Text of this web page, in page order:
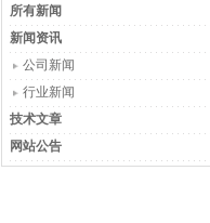
所有新闻
新闻资讯
公司新闻
行业新闻
技术文章
网站公告